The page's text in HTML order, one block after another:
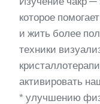
которое
и жить более
техники
активировать
* улучшению